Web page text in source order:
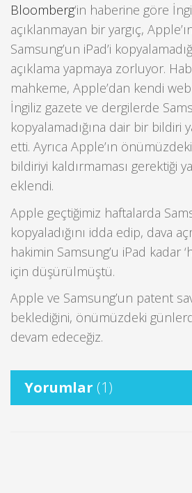
Bloomberg‘in haberine göre
açıklanmayan bir yargıç,
Samsung’un iPad’i
açıklama yapmaya zorluyor.
mahkeme, Apple’dan kendi
İngiliz gazete ve dergilerde
kopyalamadığına dair bir bildiri
etti. Ayrıca Apple’ın
bildiriyi kaldırmaması gerektiği
eklendi.
Apple geçtiğimiz haftalarda
kopyaladığını idda edip, dava
hakimin Samsung’u iPad kadar
için düşürülmüştü.
Apple ve Samsung’un patent
beklediğini, önümüzdeki
devam edeceğiz.
Yorumlar (1)